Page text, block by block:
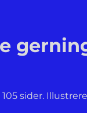
105 sider.